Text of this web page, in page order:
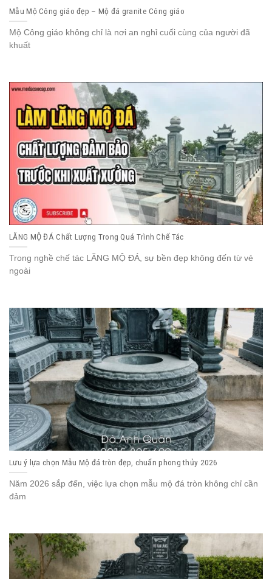
Mẫu Mộ Công giáo đẹp – Mộ đá granite Công giáo
Mộ Công giáo không chỉ là nơi an nghỉ cuối cùng của người đã
khuất
LĂNG MỘ ĐÁ Chất Lượng Trong Quá Trình Chế Tác
Trong nghề chế tác LĂNG MỘ ĐÁ, sự bền đẹp không đến từ vẻ
ngoài
Lưu ý lựa chọn Mẫu Mộ đá tròn đẹp, chuẩn phong thủy 2026
Năm 2026 sắp đến, việc lựa chọn mẫu mộ đá tròn không chỉ cần
đảm